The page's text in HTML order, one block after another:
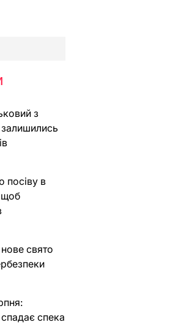
з
посіву в
щоб
свято
спека